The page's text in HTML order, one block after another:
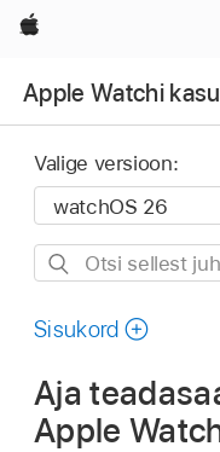
Apple
Apple Watchi
Valige versioon:
Otsi
juhendist
Sisukord
Aja
Apple